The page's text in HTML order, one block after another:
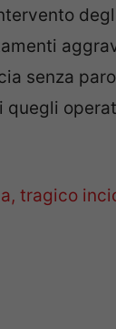
senza
tragico